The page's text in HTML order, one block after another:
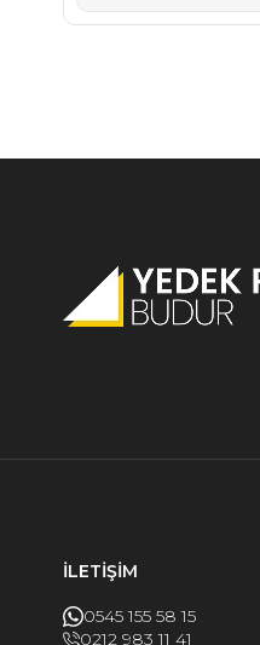
İLETİŞİM
0545 155 58 15
0212 983 11 41